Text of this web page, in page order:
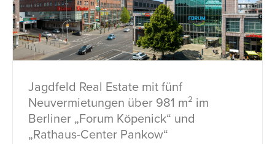
Jagdfeld Real Estate mit fünf
Neuvermietungen über 981 m² im
Berliner „Forum Köpenick“ und
„Rathaus-Center Pankow“